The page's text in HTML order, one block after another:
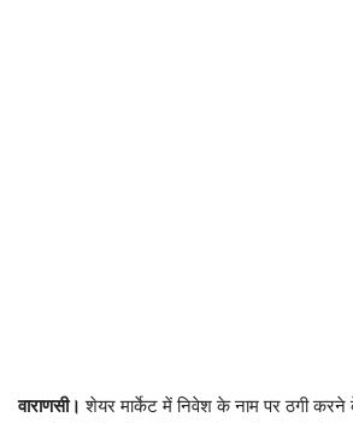
वाराणसी। शेयर मार्केट में निवेश के नाम पर ठगी करने